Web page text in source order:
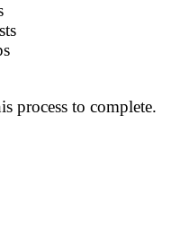
process to complete.